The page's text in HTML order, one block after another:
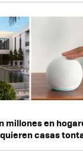
millones en
casas